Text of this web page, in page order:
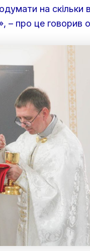
на
– про це